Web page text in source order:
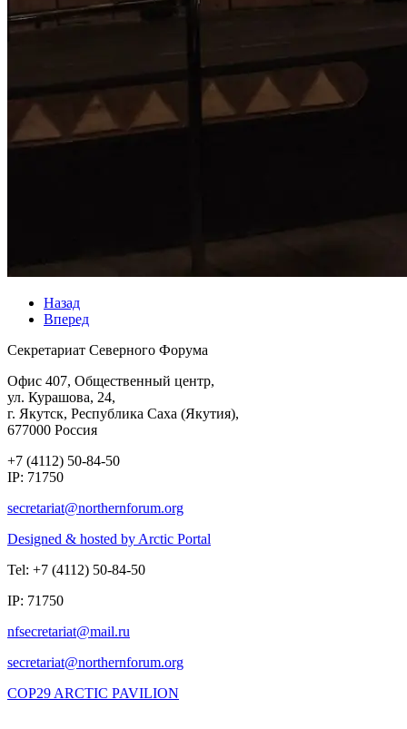
Назад
Вперед
Секретариат Северного Форума
Офис 407, Общественный центр,
ул. Курашова, 24,
г. Якутск, Республика Саха (Якутия),
677000 Россия
+7 (4112) 50-84-50
IP: 71750
Designed & hosted by Arctic Portal
Tel: +7 (4112) 50-84-50
IP: 71750
COP29 ARCTIC PAVILION